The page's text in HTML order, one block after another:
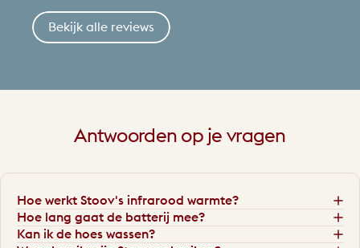
Bekijk alle reviews
Antwoorden op je vragen
Hoe werkt Stoov's infrarood warmte?
Hoe lang gaat de batterij mee?
Kan ik de hoes wassen?